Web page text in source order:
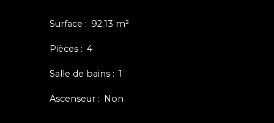
Surface : 92.13 m²
Pièces : 4
Salle de bains : 1
Ascenseur : Non